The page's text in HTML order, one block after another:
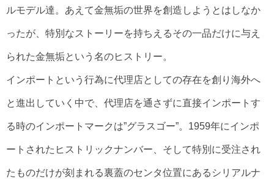
ルモデル達。あえて金無垢の世界を創造しようとはしなか
ったが、特別なストーリーを持ちえるその一品だけに与え
られた金無垢という名のヒストリー。
インポートという行為に代理店としての存在を創り海外へ
と進出していく中で、代理店を通さずに直接インポートす
る時のインポートマークは”グラスゴー”。1959年にインポ
ートされたヒストリックナンバー、そして特別に受注され
たものだけが刻まれる裏蓋のセンタ位置にあるシリアルナ